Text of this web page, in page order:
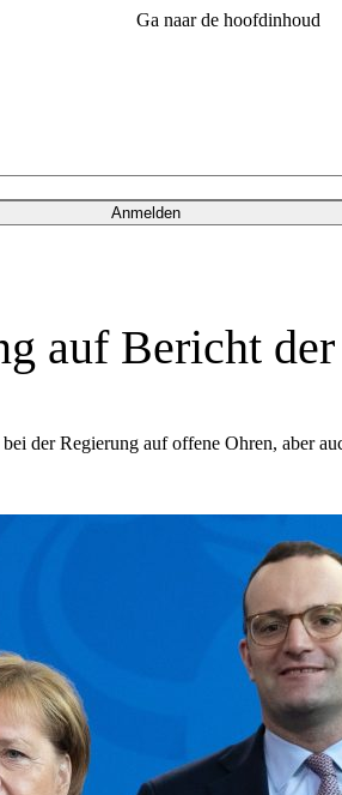
Ga naar de hoofdinhoud
Anmelden
auf Bericht
der Regierung auf offene Ohren, aber